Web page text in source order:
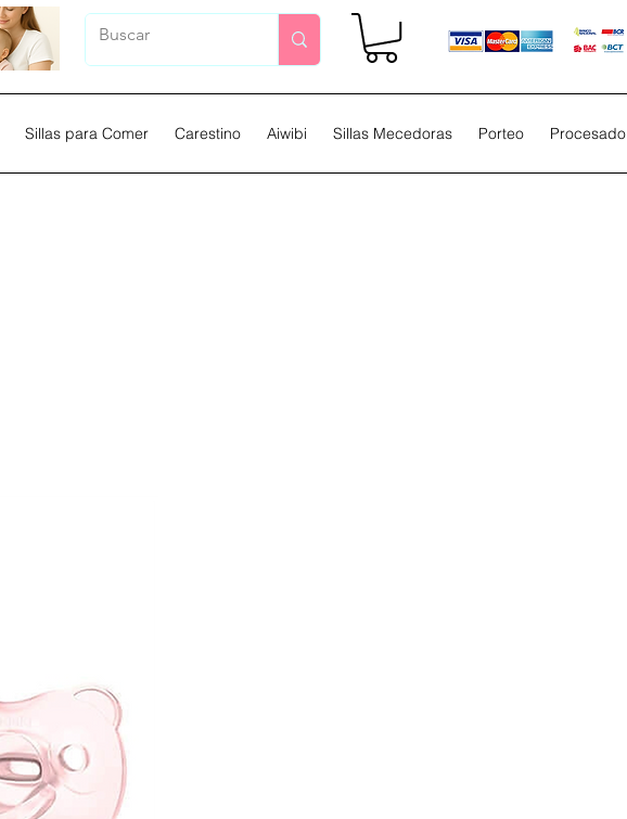
Sillas para Comer Carestino Aiwibi Sillas Mecedoras Porteo